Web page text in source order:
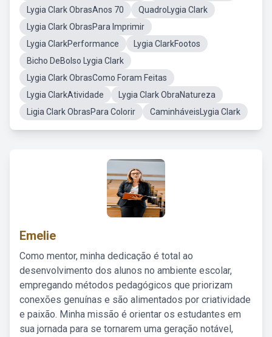
Lygia Clark ObrasAnos 70
QuadroLygia Clark
Lygia Clark ObrasPara Imprimir
Lygia ClarkPerformance
Lygia ClarkFootos
Bicho DeBolso Lygia Clark
Lygia Clark ObrasComo Foram Feitas
Lygia ClarkAtividade
Lygia Clark ObraNatureza
Ligia Clark ObrasPara Colorir
CaminháveisLygia Clark
Emelie
Como mentor, minha dedicação é total ao
desenvolvimento dos alunos no ambiente escolar,
empregando métodos pedagógicos que priorizam
conexões genuínas e são alimentados por criatividade
e paixão. Minha missão é orientar os estudantes em
sua jornada para se tornarem uma geração notável,